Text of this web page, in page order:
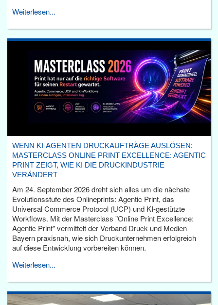
Weiterlesen...
WENN KI-AGENTEN DRUCKAUFTRÄGE AUSLÖSEN:
MASTERCLASS ONLINE PRINT EXCELLENCE: AGENTIC
PRINT ZEIGT, WIE KI DIE DRUCKINDUSTRIE
VERÄNDERT
Am 24. September 2026 dreht sich alles um die nächste
Evolutionsstufe des Onlineprints: Agentic Print, das
Universal Commerce Protocol (UCP) und KI-gestützte
Workflows. Mit der Masterclass "Online Print Excellence:
Agentic Print" vermittelt der Verband Druck und Medien
Bayern praxisnah, wie sich Druckunternehmen erfolgreich
auf diese Entwicklung vorbereiten können.
Weiterlesen...